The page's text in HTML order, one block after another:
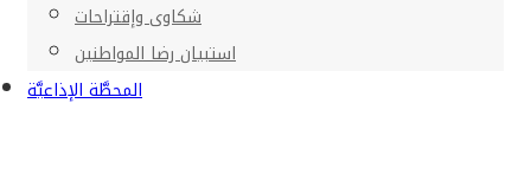
شكاوى وإقتراحات
استبيان رضا المواطنين
المحطَّة الإذاعيَّة